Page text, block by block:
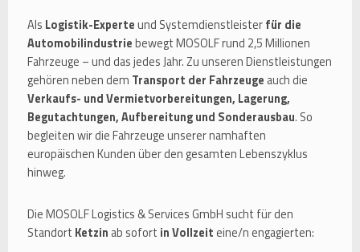
Als Logistik-Experteund Systemdienstleisterfür die
Automobilindustriebewegt MOSOLF rund 2,5 Millionen
Fahrzeuge – und das jedes Jahr. Zu unseren Dienstleistungen
gehören neben dem Transport der Fahrzeuge auch die
Verkaufs- und Vermietvorbereitungen, Lagerung,
Begutachtungen, Aufbereitung und Sonderausbau. So
begleiten wir die Fahrzeuge unserer namhaften
europäischen Kunden über den gesamten Lebenszyklus
hinweg.
Die MOSOLF Logistics & Services GmbH sucht für den
Standort Ketzin ab sofort in Vollzeit eine/n engagierten: